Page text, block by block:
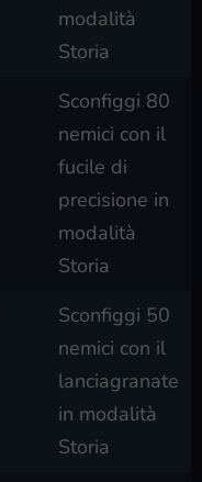
modalità
Storia
Sconfiggi 80
nemici con il
fucile di
precisione in
modalità
Storia
Sconfiggi 50
nemici con il
lanciagranate
in modalità
Storia